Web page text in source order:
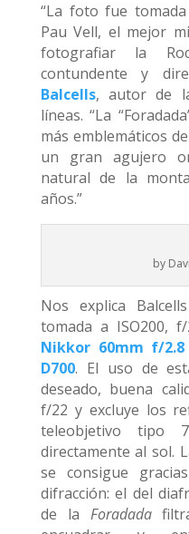
“La foto fue
Pau Vell, el mejor
fotografiar la
contundente y
Balcells, autor de
líneas. “La
más emblemáticos
un gran agujero
natural de la
años.”
by
Nos explica
tomada a ISO200,
Nikkor 60mm f/2.8
D700. El uso de
deseado, buena
f/22 y excluye los
teleobjetivo tipo
directamente al sol.
se consigue
difracción: el del
de la Foradada